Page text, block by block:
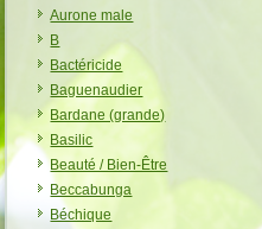
Aurone male
B
Bactéricide
Baguenaudier
Bardane (grande)
Basilic
Beauté / Bien-Être
Beccabunga
Béchique